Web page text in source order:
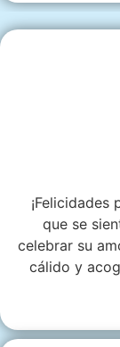
¡Felicidades
que se
celebrar su
cálido y